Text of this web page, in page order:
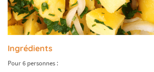
Ingrédients
Pour 6 personnes :